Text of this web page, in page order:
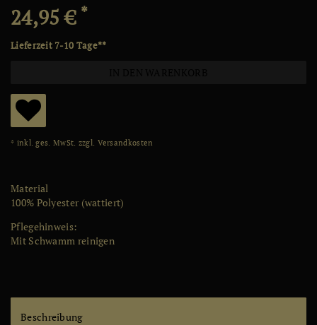
24,95 € *
Lieferzeit 7-10 Tage**
W
ns
ch
lis
* inkl. ges. MwSt. zzgl. Versandkosten
Material
100% Polyester (wattiert)
Pflegehinweis:
Mit Schwamm reinigen
Beschreibung